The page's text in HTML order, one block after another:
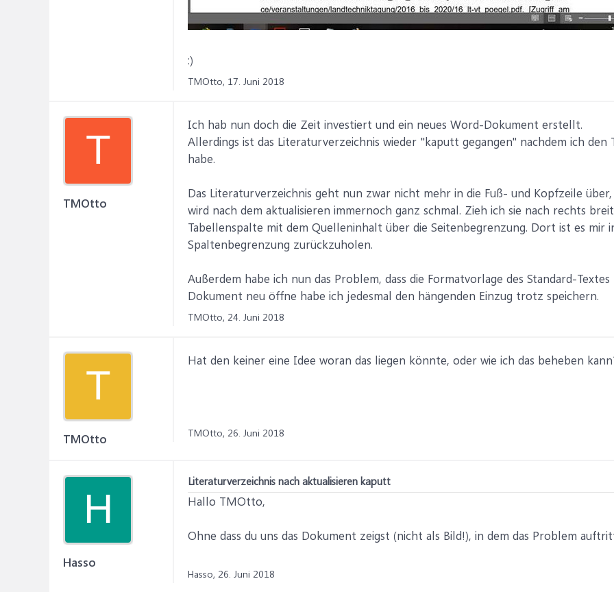
:)
TMOtto, 17. Juni 2018
T
TMOtto
Ich hab nun doch die Zeit investiert und ein neues Word-Dokument erstellt.
Allerdings ist das Literaturverzeichnis wieder "kaputt gegangen" nachdem ich
habe.
Das Literaturverzeichnis geht nun zwar nicht mehr in die Fuß- und Kopfzeile
wird nach dem aktualisieren immernoch ganz schmal. Zieh ich sie nach rechts
Tabellenspalte mit dem Quelleninhalt über die Seitenbegrenzung. Dort ist es mir
Spaltenbegrenzung zurückzuholen.
Außerdem habe ich nun das Problem, dass die Formatvorlage des Standard-
Dokument neu öffne habe ich jedesmal den hängenden Einzug trotz speichern.
TMOtto, 24. Juni 2018
T
TMOtto
Hat den keiner eine Idee woran das liegen könnte, oder wie ich das beheben
TMOtto, 26. Juni 2018
H
Hasso
Literaturverzeichnis nach aktualisieren kaputt
Hallo TMOtto,
Ohne dass du uns das Dokument zeigst (nicht als Bild!), in dem das Problem
Hasso, 26. Juni 2018